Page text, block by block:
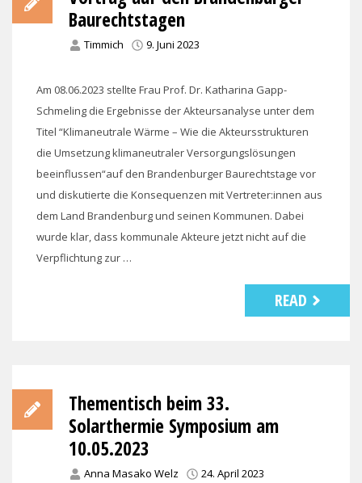
Baurechtstagen
Timmich 9. Juni 2023
Am 08.06.2023 stellte Frau Prof. Dr. Katharina Gapp-
Schmeling die Ergebnisse der Akteursanalyse unter dem
Titel “Klimaneutrale Wärme – Wie die Akteursstrukturen
die Umsetzung klimaneutraler Versorgungslösungen
beeinflussen“auf den Brandenburger Baurechtstage vor
und diskutierte die Konsequenzen mit Vertreter:innen aus
dem Land Brandenburg und seinen Kommunen. Dabei
wurde klar, dass kommunale Akteure jetzt nicht auf die
Verpflichtung zur …
READ
Thementisch beim 33.
Solarthermie Symposium am
10.05.2023
Anna Masako Welz 24. April 2023